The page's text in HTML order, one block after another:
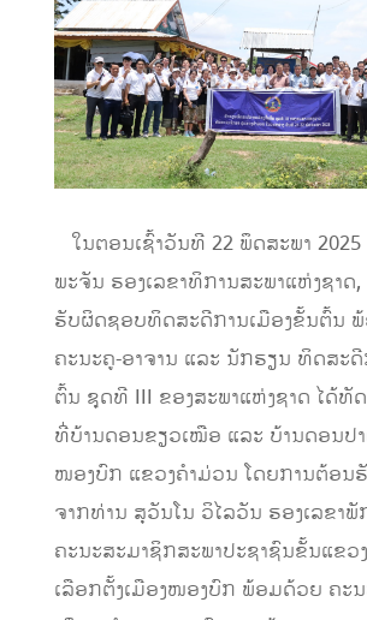
ໃນຕອນເຊົ້າວັນທີ 22 ພຶດສະພາ 2025
ພະຈັນ ຮອງເລຂາທິການສະພາແຫ່ງຊາດ,
ຮັບຜິດຊອບທິດສະດີການເມືອງຂັ້ນຕົ້ນ
ຄະນະຄູ-ອາຈານ ແລະ ນັກຮຽນ ທິດສະດີ
ຕົ້ນ ຊຸດທີ III ຂອງສະພາແຫ່ງຊາດ ໄດ້ທັ
ທີ່ບ້ານດອນຂຽວເໝືອ ແລະ ບ້ານດອນປ
ໜອງບົກ ແຂວງຄຳມ່ວນ ໂດຍການຕ້ອນ
ຈາກທ່ານ ສຸວັນໂນ ວິໄລວັນ ຮອງເລຂາ
ຄະນະສະມາຊິກສະພາປະຊາຊົນຂັ້ນແຂວ
ເລືອກຕັ້ງເມືອງໜອງບົກ ພ້ອມດ້ວຍ ຄະ